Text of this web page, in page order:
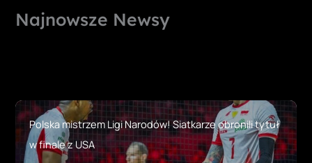
Najnowsze Newsy
Polska mistrzem Ligi Narodów! Siatkarze obronili tytuł
w finale z USA